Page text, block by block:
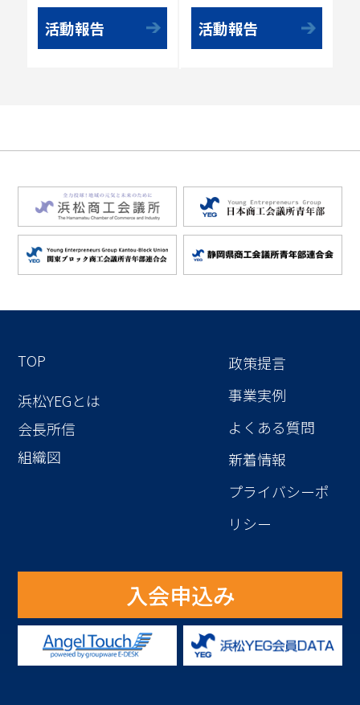
活動報告
活動報告
TOP
浜松YEGとは
会長所信
組織図
政策提言
事業実例
よくある質問
新着情報
プライバシーポ
リシー
入会申込み